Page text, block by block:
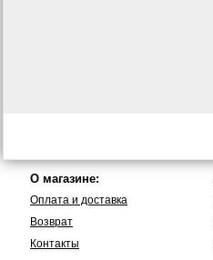
О магазине:
Оплата и доставка
Возврат
Контакты